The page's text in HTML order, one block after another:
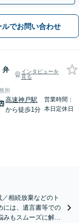
ルでお問い合わせ
弁
インタビューを
見る
所
高速神戸駅
から徒歩1分
営業時間：
本日定休日
相続放棄などのト
には、遺言書等での
みもスムーズに解決